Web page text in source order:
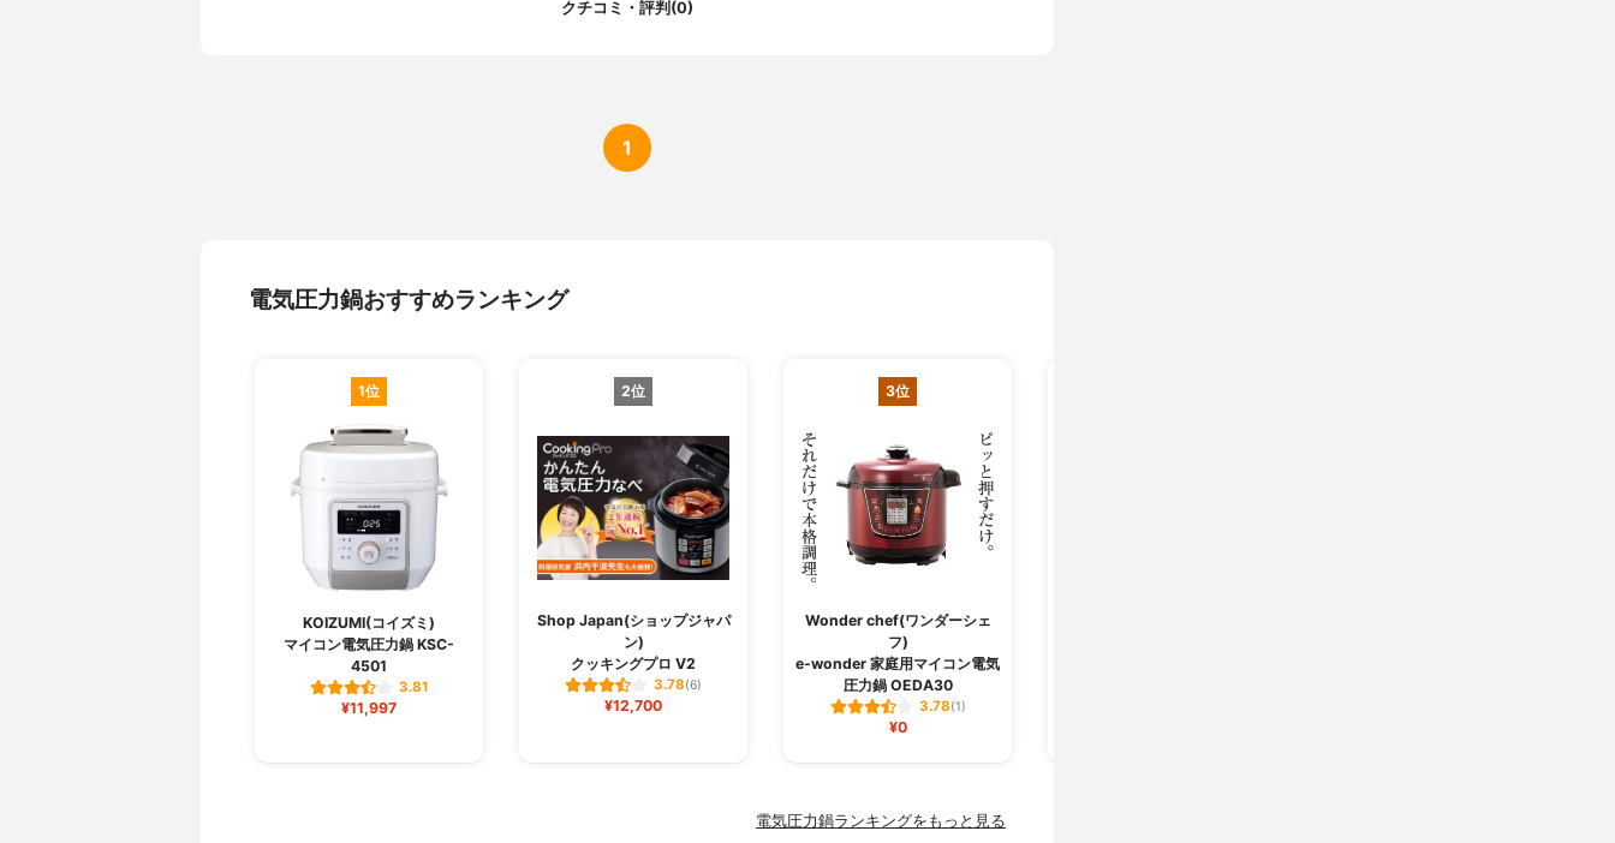
クチコミ・評判(0)
1
電気圧力鍋おすすめランキング
1位
KOIZUMI(コイズミ)
マイコン電気圧力鍋 KSC-
4501
3.81
¥11,997
2位
Shop Japan(ショップジャパ
ン)
クッキングプロ V2
3.78(6)
¥12,700
3位
Wonder chef(ワンダーシェ
フ)
e-wonder 家庭用マイコン電気
圧力鍋 OEDA30
3.78(1)
¥0
電気圧力鍋ランキングをもっと見る